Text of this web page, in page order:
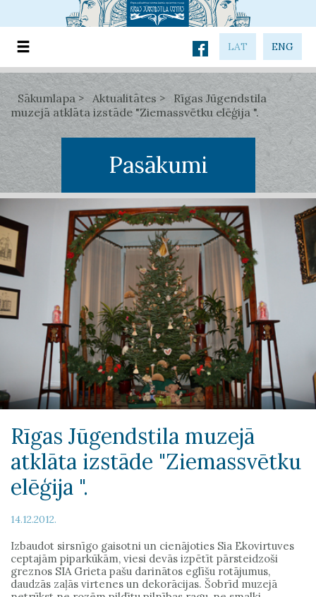
LAT ENG
Sākumlapa Aktualitātes
Rīgas Jūgendstila
muzejā atklāta izstāde "Ziemassvētku elēģija ".
Pasākumi
Rīgas Jūgendstila muzejā
atklāta izstāde "Ziemassvētku
elēģija ".
14.12.2012.
Izbaudot sirsnīgo gaisotni un cienājoties Sia Ekovirtuves
ceptajām piparkūkām, viesi devās izpētīt pārsteidzoši
greznos SIA Grieta pašu darinātos eglīšu rotājumus,
daudzās zaļās virtenes un dekorācijas. Šobrīd muzejā